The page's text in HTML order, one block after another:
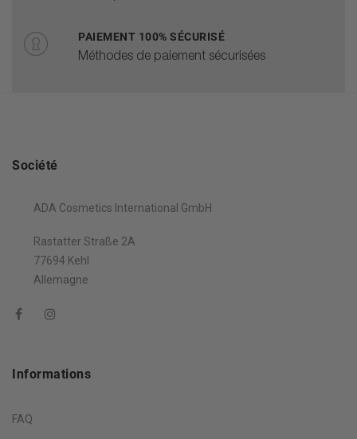
PAIEMENT 100% SÉCURISÉ
Méthodes de paiement sécurisées
Société
ADA Cosmetics International GmbH
Rastatter Straße 2A
77694 Kehl
Allemagne
Informations
FAQ